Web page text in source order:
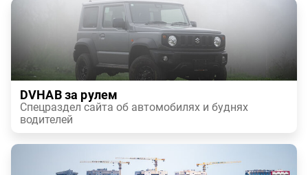
DVHAB за рулем
Спецраздел сайта об автомобилях и буднях
водителей